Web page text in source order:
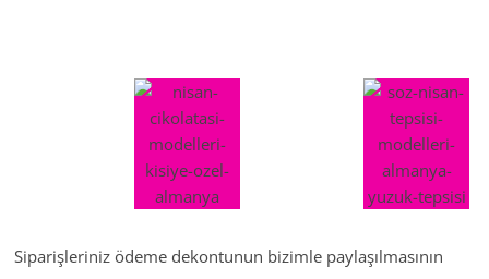
Siparişleriniz ödeme dekontunun bizimle paylaşılmasının